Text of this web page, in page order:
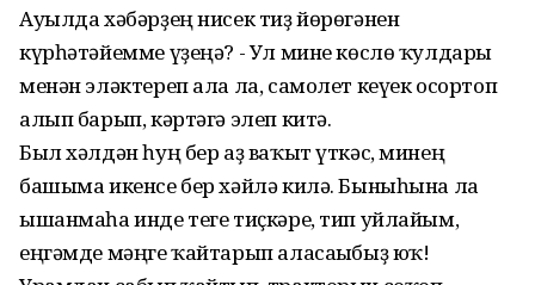
Ауылда хәбәрҙең нисек тиҙ йөрөгәнен
күрһәтәйемме үҙеңә? - Ул мине көслө ҡулдары
менән эләктереп ала ла, самолет кеүек осортоп
алып барып, кәртәгә элеп китә.
Был хәлдән һуң бер аҙ ваҡыт үткәс, минең
башыма икенсе бер хәйлә килә. Быныһына ла
ышанмаһа инде теге тиҫкәре, тип уйлайым,
еңгәмде мәңге ҡайтарып аласағыбыҙ юҡ!